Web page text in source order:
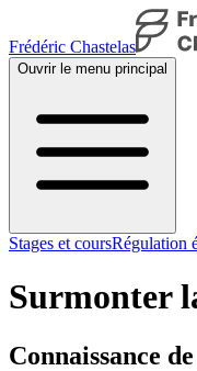
Frédéric Chastelas
Ouvrir le menu principal
Stages et coursRégulation
Surmonter
Connaissance